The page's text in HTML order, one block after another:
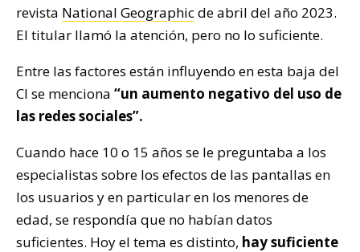
revista National Geographicde abril del año 2023.
El titular llamó la atención, pero no lo suficiente.
Entre las factores están influyendo en esta baja del
CI se menciona “un aumento negativo del uso de
las redes sociales”.
Cuando hace 10 o 15 años se le preguntaba a los
especialistas sobre los efectos de las pantallas en
los usuarios y en particular en los menores de
edad, se respondía que no habían datos
suficientes. Hoy el tema es distinto, hay suficiente